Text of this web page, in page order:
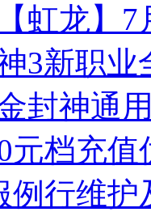
虹龙】7
3新职业
封神通
元档充值
例行维护